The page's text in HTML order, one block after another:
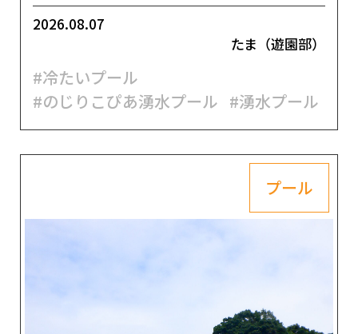
2026.08.07
たま（遊園部）
#冷たいプール
#のじりこぴあ湧水プール #湧水プール
プール